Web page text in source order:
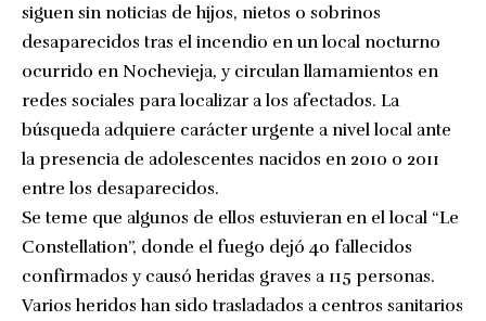
siguen sin noticias de hijos, nietos o sobrinos
desaparecidos tras el incendio en un local nocturno
ocurrido en Nochevieja, y circulan llamamientos en
redes sociales para localizar a los afectados. La
búsqueda adquiere carácter urgente a nivel local ante
la presencia de adolescentes nacidos en 2010 o 2011
entre los desaparecidos.
Se teme que algunos de ellos estuvieran en el local “Le
Constellation”, donde el fuego dejó 40 fallecidos
confirmados y causó heridas graves a 115 personas.
Varios heridos han sido trasladados a centros sanitarios